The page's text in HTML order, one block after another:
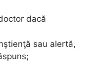
dacă
sau alertă,